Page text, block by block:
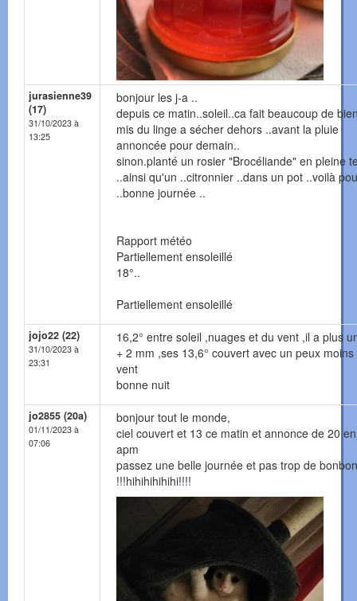
jurasienne39
(17)
31/10/2023 à
13:25
bonjour les j-a ..
depuis ce matin..soleil..ca fait beaucoup de
mis du linge a sécher dehors ..avant la pluie
annoncée pour demain..
sinon.planté un rosier "Brocéliande" en pleine
..ainsi qu'un ..citronnier ..dans un pot ..voilà
..bonne journée ..
Rapport météo
Partiellement ensoleillé
18°..
Partiellement ensoleillé
jojo22 (22)
31/10/2023 à
23:31
16,2° entre soleil ,nuages et du vent ,il a plus
+ 2 mm ,ses 13,6° couvert avec un peux moins
vent
bonne nuit
jo2855 (20a)
01/11/2023 à
07:06
bonjour tout le monde,
ciel couvert et 13 ce matin et annonce de 20
apm
passez une belle journée et pas trop de
!!!hihihihihihi!!!!